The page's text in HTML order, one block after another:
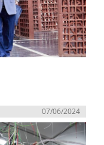
07/06/2024